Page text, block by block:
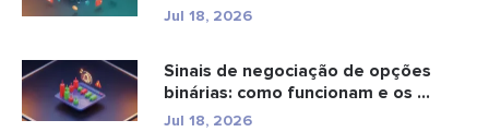
Jul 18, 2026
Sinais de negociação de opções
binárias: como funcionam e os ...
Jul 18, 2026